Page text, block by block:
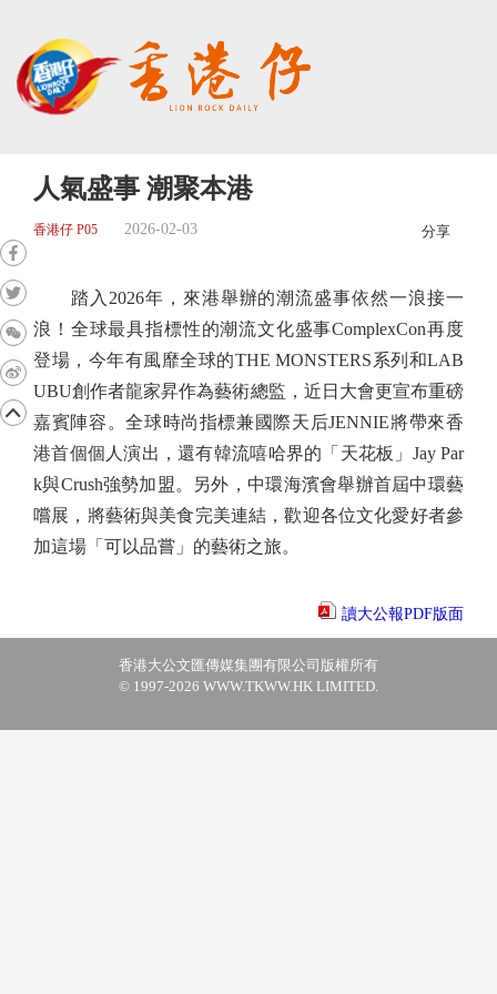
人氣盛事 潮聚本港
香港仔 P05 2026-02-03 分享
踏入2026年，來港舉辦的潮流盛事依然一浪接一
浪！全球最具指標性的潮流文化盛事ComplexCon再度
登場，今年有風靡全球的THE MONSTERS系列和LAB
UBU創作者龍家昇作為藝術總監，近日大會更宣布重磅
嘉賓陣容。全球時尚指標兼國際天后JENNIE將帶來香
港首個個人演出，還有韓流嘻哈界的「天花板」Jay Par
k與Crush強勢加盟。另外，中環海濱會舉辦首屆中環藝
嚐展，將藝術與美食完美連結，歡迎各位文化愛好者參
加這場「可以品嘗」的藝術之旅。
讀大公報PDF版面
香港大公文匯傳媒集團有限公司版權所有
© 1997-2026 WWW.TKWW.HK LIMITED.